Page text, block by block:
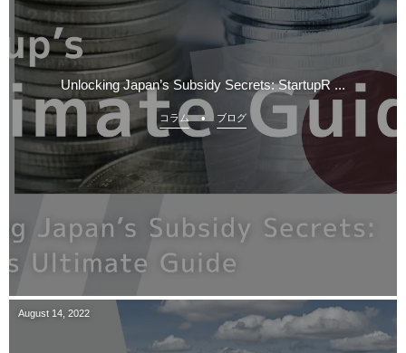
Unlocking Japan’s Subsidy Secrets: StartupR ...
コラム ブログ
August 14 2022